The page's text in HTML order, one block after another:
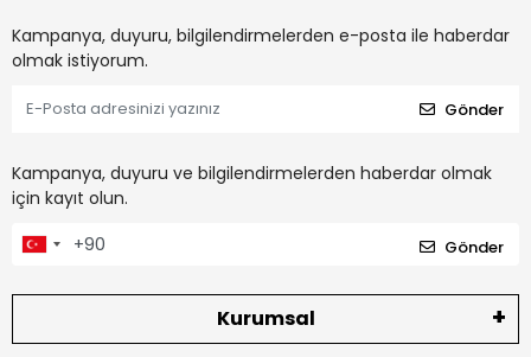
Kampanya, duyuru, bilgilendirmelerden e-posta ile haberdar
olmak istiyorum.
Gönder
Kampanya, duyuru ve bilgilendirmelerden haberdar olmak
için kayıt olun.
Gönder
Kurumsal